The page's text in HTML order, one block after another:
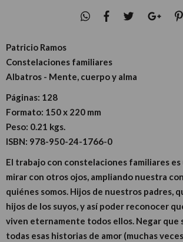
Patricio Ramos
Constelaciones familiares
Albatros - Mente, cuerpo y alma
Páginas: 128
Formato: 150 x 220 mm
Peso: 0.21 kgs.
ISBN: 978-950-24-1766-0
El trabajo con constelaciones familiares
mirar con otros ojos, ampliando nuestra
quiénes somos. Hijos de nuestros padres,
hijos de los suyos, y así poder reconocer
viven eternamente todos ellos. Negar que
todas esas historias de amor (muchas